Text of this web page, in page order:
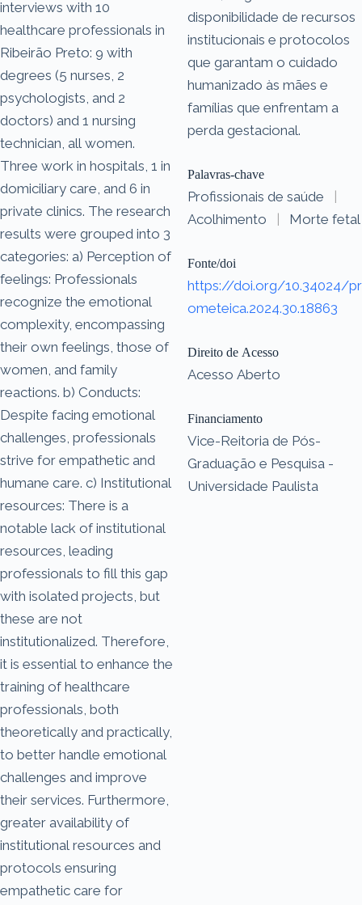
interviews with 10
healthcare professionals in
Ribeirão Preto: 9 with
degrees (5 nurses, 2
psychologists, and 2
doctors) and 1 nursing
technician, all women.
Three work in hospitals, 1 in
domiciliary care, and 6 in
private clinics. The research
results were grouped into 3
categories: a) Perception of
feelings: Professionals
recognize the emotional
complexity, encompassing
their own feelings, those of
women, and family
reactions. b) Conducts:
Despite facing emotional
challenges, professionals
strive for empathetic and
humane care. c) Institutional
resources: There is a
notable lack of institutional
resources, leading
professionals to fill this gap
with isolated projects, but
these are not
institutionalized. Therefore,
it is essential to enhance the
training of healthcare
professionals, both
theoretically and practically,
to better handle emotional
challenges and improve
their services. Furthermore,
greater availability of
institutional resources and
protocols ensuring
empathetic care for
disponibilidade de recursos
institucionais e protocolos
que garantam o cuidado
humanizado às mães e
famílias que enfrentam a
perda gestacional.
Palavras-chave
Profissionais de saúde
|
Acolhimento
| Morte fetal
Fonte/doi
https://doi.org/10.34024/pr
ometeica.2024.30.18863
Direito de Acesso
Acesso Aberto
Financiamento
Vice-Reitoria de Pós-
Graduação e Pesquisa -
Universidade Paulista